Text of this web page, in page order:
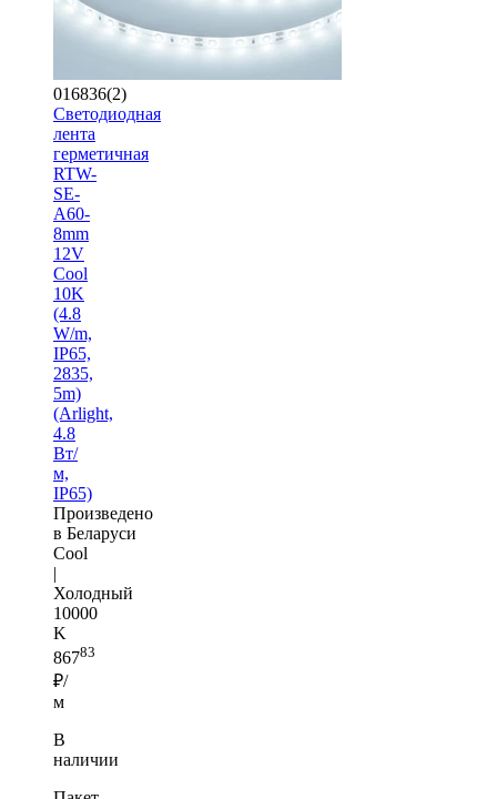
016836(2)
Светодиодная
лента
герметичная
RTW-
SE-
A60-
8mm
12V
Cool
10K
(4.8
W/m,
IP65,
2835,
5m)
(Arlight,
4.8
Вт/
м,
IP65)
Произведено
в Беларуси
Cool
|
Холодный
10000
K
86783
₽/
м
В
наличии